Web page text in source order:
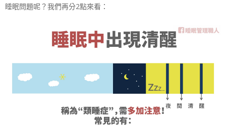
睡眠問題呢？我們再分2點來看：